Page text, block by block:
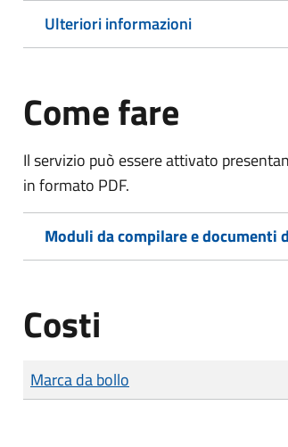
Ulteriori informazioni
Come fare
Il servizio può essere attivato
in formato PDF.
Moduli da compilare e documenti
Costi
Tipo di pagamento
Importo
Marca da bollo